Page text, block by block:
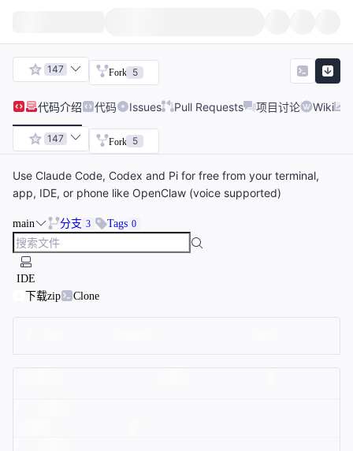
147 Fork 5
代码介绍 代码 Issues Pull Requests 项目讨论 Wiki
147 Fork 5
Use Claude Code, Codex and Pi for free from your terminal,
app, IDE, or phone like OpenClaw (voice supported)
main 分支 3 Tags 0
IDE
下载zip
Clone